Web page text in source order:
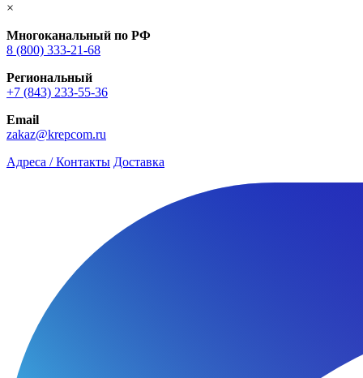
×
Многоканальный по РФ
8 (800) 333‑21-68
Региональный
+7 (843) 233-55-36
Email
zakaz@krepcom.ru
Адреса / Контакты Доставка